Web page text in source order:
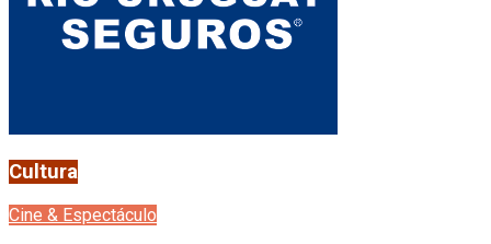
Cultura
Cine & Espectáculo